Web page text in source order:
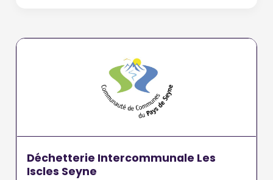
Déchetterie Intercommunale Les
Iscles Seyne